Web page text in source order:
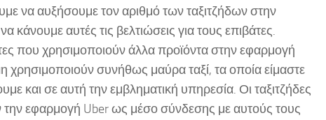
να αυξήσουμε τον αριθμό των ταξιτζήδων στην
κάνουμε αυτές τις βελτιώσεις για τους επιβάτες.
που χρησιμοποιούν άλλα προϊόντα στην εφαρμογή
χρησιμοποιούν συνήθως μαύρα ταξί, τα οποία είμαστε
και σε αυτή την εμβληματική υπηρεσία. Οι ταξιτζήδες
εφαρμογή Uber ως μέσο σύνδεσης με αυτούς τους